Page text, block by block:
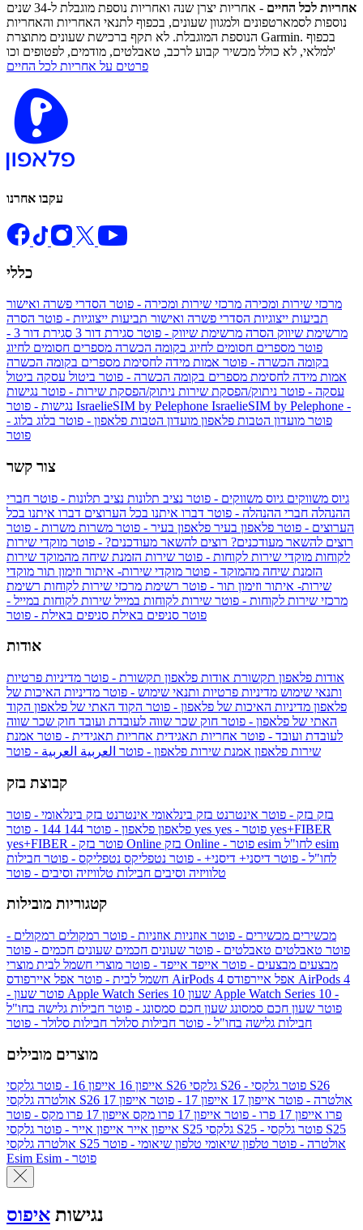
אחריות לכל החיים
- אחריות יצרן שנה ואחריות נוספת מוגבלת ל-34 שנים
נוספות לסמארטפונים ולמגוון שעונים, בכפוף לתנאי האחריות והאחריות
הנוספת המוגבלת. לא תקף ברכישת שעונים מתוצרת Garmin. בכפוף
למלאי, לא כולל מכשיר קבוע לרכב, טאבלטים, מודמים, לפטופים וכו'
פרטים על אחריות לכל החיים
עקבו אחרנו
כללי
מרכזי שירות ומכירה מרכזי שירות ומכירה - פוטר הסדרי פשרה ואישור
תביעות ייצוגיות הסדרי פשרה ואישור תביעות ייצוגיות - פוטר הסרה
מרשימת שיווק הסרה מרשימת שיווק - פוטר סגירת דור 3
סגירת דור 3 -
פוטר מספרים חסומים לחיוג בקומה הכשרה מספרים חסומים לחיוג
בקומה הכשרה - פוטר אמות מידה לחסימת מספרים בקומה הכשרה
אמות מידה לחסימת מספרים בקומה הכשרה - פוטר ביטול עסקה ביטול
עסקה - פוטר ניתוק/הפסקת שירות ניתוק/הפסקת שירות - פוטר נגישות
IsraelieSIM by Pelephone IsraelieSIM by Pelephone -
פוטר מועדון הטבות פלאפון מועדון הטבות פלאפון - פוטר בלוג בלוג -
פוטר
צור קשר
גיוס משווקים גיוס משווקים - פוטר נציב תלונות נציב תלונות - פוטר חברי
ההנהלה חברי ההנהלה - פוטר דברו איתנו בכל הערוצים דברו איתנו בכל
הערוצים - פוטר פלאפון בעיר פלאפון בעיר - פוטר משרות משרות - פוטר
רוצים להשאר מעודכנים? רוצים להשאר מעודכנים? - פוטר מוקדי שירות
לקוחות מוקדי שירות לקוחות - פוטר שירות הזמנת שיחה מהמוקד שירות
הזמנת שיחה מהמוקד - פוטר מוקדי שירות- איתור וזימון תור מוקדי
שירות- איתור וזימון תור - פוטר רשימת מרכזי שירות לקוחות רשימת
מרכזי שירות לקוחות - פוטר שירות לקוחות במייל שירות לקוחות במייל -
פוטר סניפים באילת סניפים באילת - פוטר
אודות
אודות פלאפון תקשורת אודות פלאפון תקשורת - פוטר מדיניות פרטיות
ותנאי שימוש מדיניות פרטיות ותנאי שימוש - פוטר מדיניות האיכות של
פלאפון מדיניות האיכות של פלאפון - פוטר הקוד האתי של פלאפון הקוד
האתי של פלאפון - פוטר חוק שכר שווה לעובדת ועובד חוק שכר שווה
לעובדת ועובד - פוטר אחריות תאגידית אחריות תאגידית - פוטר אמנת
שירות פלאפון אמנת שירות פלאפון - פוטר العربية العربية - פוטר
קבוצת בזק
בזק בזק - פוטר אינטרנט בזק בינלאומי אינטרנט בזק בינלאומי - פוטר
פלאפון פלאפון - פוטר 144 yes
yes+FIBER
yes+FIBER - פוטר בזק Online
esim
לחו"ל - פוטר דיסני+ דיסני+ - פוטר נטפליקס נטפליקס - פוטר חבילות
טלוויזיה וסיבים חבילות טלוויזיה וסיבים - פוטר
קטגוריות מובילות
מכשירים מכשירים - פוטר אוזניות אוזניות - פוטר רמקולים רמקולים -
פוטר טאבלטים טאבלטים - פוטר שעונים חכמים שעונים חכמים - פוטר
מבצעים מבצעים - פוטר אייפד אייפד - פוטר מוצרי חשמל לבית מוצרי
חשמל לבית - פוטר אפל איירפודס AirPods 4 אפל איירפודס AirPods 4
- פוטר שעון Apple Watch Series 10 שעון Apple Watch Series 10 -
פוטר שעון חכם סמסונג שעון חכם סמסונג - פוטר חבילות גלישה בחו"ל
חבילות גלישה בחו"ל - פוטר חבילות סלולר חבילות סלולר - פוטר
מוצרים מובילים
אייפון 16 אייפון 16 - פוטר גלקסי S26 גלקסי S26 - פוטר גלקסי S26
אולטרה
גלקסי S26 אולטרה - פוטר אייפון 17 אייפון 17 - פוטר
אייפון 17
פרו אייפון 17 פרו - פוטר אייפון 17 פרו מקס
אייפון 17 פרו מקס - פוטר
אייפון אייר אייפון אייר - פוטר גלקסי S25 גלקסי S25 - פוטר גלקסי S25
אולטרה
גלקסי S25 אולטרה - פוטר טלפון שיאומי טלפון שיאומי - פוטר
Esim
Esim - פוטר
נגישות איפוס